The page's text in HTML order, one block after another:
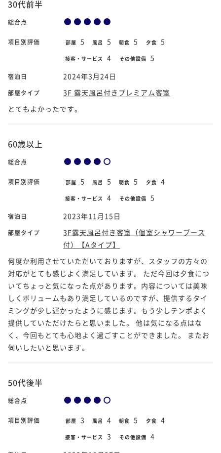
30代前半
総合点
項目別評価 部屋 5 風呂 5 朝食 5 夕食 5
接客・サービス 4 その他設備 5
宿泊日 2024年3月24日
部屋タイプ
3F 露天風呂付きプレミアム客室
とてもよかったです。
60歳以上
総合点
項目別評価 部屋 5 風呂 5 朝食 5 夕食 4
接客・サービス 4 その他設備 5
宿泊日 2023年11月15日
部屋タイプ
3F露天風呂付き客室（個室シャワーブース
付）【Aタイプ】
何度か利用させていただいておりますが、スタッフの方々の
対応がとても感じよく満足しています。 ただ今回は夕食につ
いてちょっと気になった点があります。内容については美味
しくボリュームもあり満足しているのですが、提供するタイ
ミングが少し遅かったように感じます。もう少しテンポよく
提供していただけたらと思いました。 他は気になる点はな
く、今回もとても心地よく過ごすことができました。 またお
伺いしたいと思います。
50代後半
総合点
項目別評価 部屋 3 風呂 4 朝食 5 夕食 4
接客・サービス 3 その他設備 4